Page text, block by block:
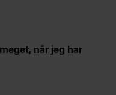
når jeg har